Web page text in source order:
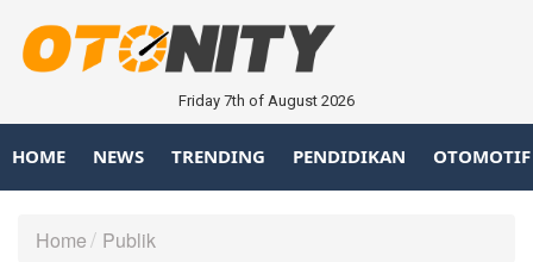
Friday 7th of August 2026
HOME NEWS TRENDING PENDIDIKAN OTOMOTIF
Home Publik